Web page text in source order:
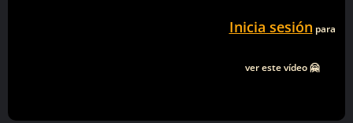
Inicia sesión para
ver este vídeo 🤗